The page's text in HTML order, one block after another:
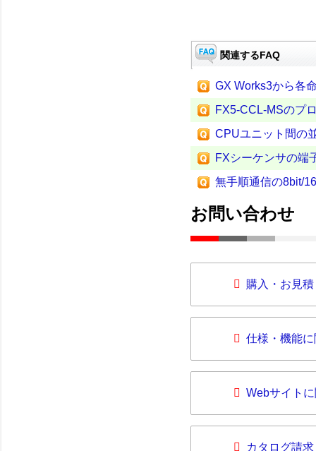
関連するFAQ
GX Works3から各
FX5-CCL-MSのプ
CPUユニット間の
FXシーケンサの端
無手順通信の8bit/
お問い合わせ
購入・お見
仕様・機能
Webサイト
カタログ請求